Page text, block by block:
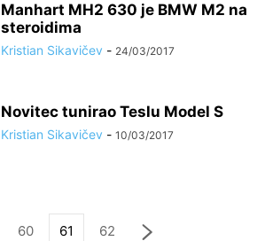
Manhart MH2 630 je BMW M2 na
steroidima
Kristian Sikavičev - 24/03/2017
Novitec tunirao Teslu Model S
Kristian Sikavičev - 10/03/2017
60 61 62